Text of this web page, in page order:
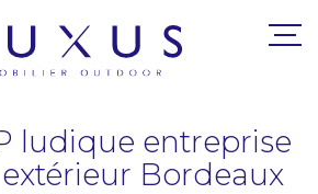
ludique entreprise
Bordeaux